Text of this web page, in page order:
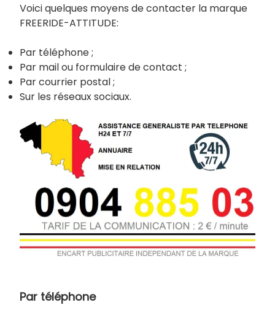
Voici quelques moyens de contacter la marque
FREERIDE-ATTITUDE:
Par téléphone ;
Par mail ou formulaire de contact ;
Par courrier postal ;
Sur les réseaux sociaux.
Par téléphone